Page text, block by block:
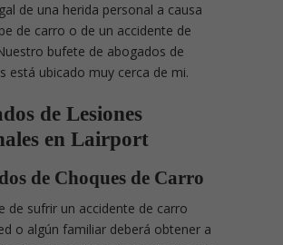
de una herida personal a causa
de carro o de un accidente de
bufete de abogados de
está ubicado muy cerca de mi.
de Lesiones
en Lairport
de Choques de Carro
de sufrir un accidente de carro
o algún familiar deberá obtener a